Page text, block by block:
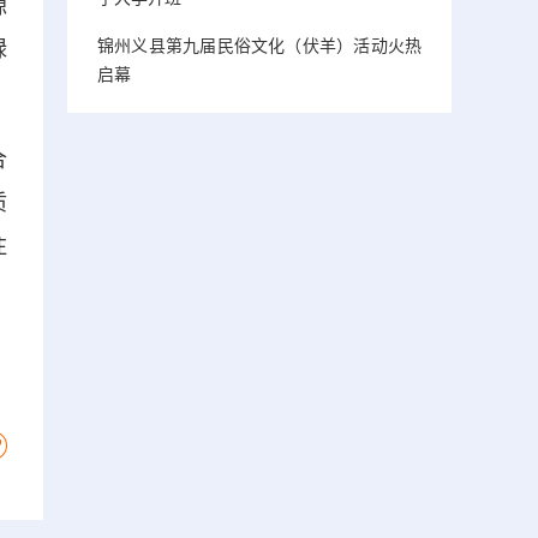
锦州义县第九届民俗文化（伏羊）活动火热
启幕